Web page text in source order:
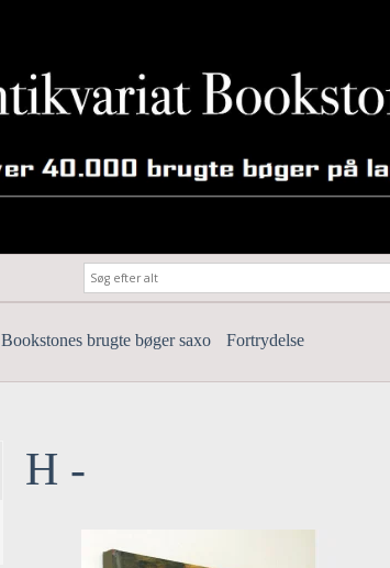
Bookstones brugte bøger saxo Fortrydelse
H -